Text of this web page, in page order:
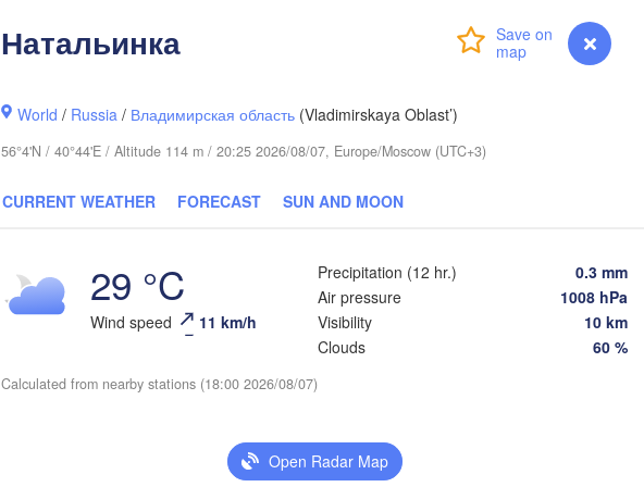
myVentusky Forecast
Натальинка
World / Russia / Владимирская область (Vladimirskaya Oblast’)
56°4'N / 40°44'E / Altitude 114 m / 20:25 2026/08/07, Europe/Moscow (UTC+3)
CURRENT WEATHER FORECAST SUN AND MOON
29 °C
Wind speed 11 km/h
Precipitation (12 hr.)
0.3 mm
Air pressure
1008 hPa
Visibility
10 km
Clouds
60 %
Calculated from nearby stations (18:00 2026/08/07)
Open Radar Map
Ижевск
(Izhevsk)
Киров
(Kirov)
Нижний Тагил